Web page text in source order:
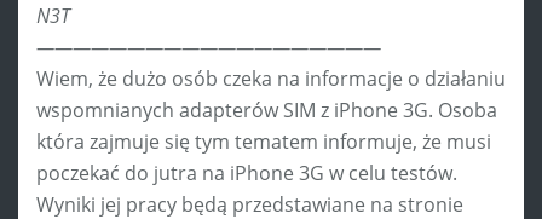
N3T
———————————————————
Wiem, że dużo osób czeka na informacje o działaniu
wspomnianych adapterów SIM z iPhone 3G. Osoba
która zajmuje się tym tematem informuje, że musi
poczekać do jutra na iPhone 3G w celu testów.
Wyniki jej pracy będą przedstawiane na stronie